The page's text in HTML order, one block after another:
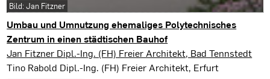
Umbau und Umnutzung ehemaliges Polytechnisches
Zentrum in einen städtischen Bauhof
Bad Tennstedt
Jan Fitzner Dipl.-Ing. (FH) Freier Architekt, Bad Tennstedt
Tino Rabold Dipl.-Ing. (FH) Freier Architekt, Erfurt
Bild: Jan Fitzner